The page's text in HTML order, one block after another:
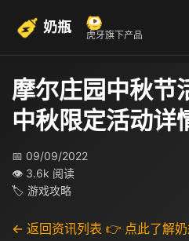
奶瓶 虎牙旗下产品
摩尔庄园中秋节
中秋限定活动详
📅 09/09/2022
👁 3.6k 阅读
🏷 游戏攻略
← 返回资讯列表 👉 点此了解